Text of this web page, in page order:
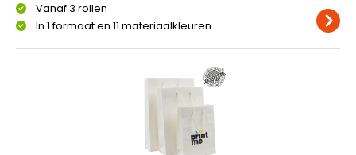
Vanaf 3 rollen
In 1 formaat en 11 materiaalkleuren